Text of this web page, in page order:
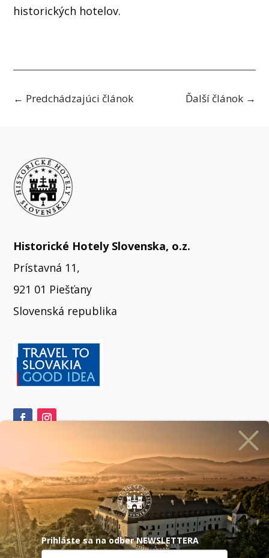
historických hotelov.
← Predchádzajúci článok Ďalší článok→
Historické Hotely Slovenska, o.z.
Prístavná 11,
921 01 Piešťany
Slovenská republika
sa na odber newslettera
partneriPrihláste sa na odber NEWSLETTERA